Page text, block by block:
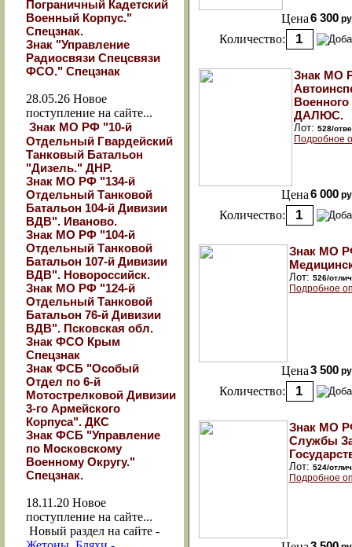
Пограничный Кадетский
Военный Корпус."
Спецзнак.
Знак "Управление
Радиосвязи Спецсвязи
ФСО." Спецзнак
28.05.26 Новое
поступление на сайте...
Знак МО РФ "10-й
Отдельный Гвардейский
Танковый Батальон
"Дизель." ДНР.
Знак МО РФ "134-й
Отдельный Танковой
Батальон 104-й Дивизии
ВДВ". Иваново.
Знак МО РФ "104-й
Отдельный Танковой
Батальон 107-й Дивизии
ВДВ". Новороссийск.
Знак МО РФ "124-й
Отдельный Танковой
Батальон 76-й Дивизии
ВДВ". Псковская обл.
Знак ФСО Крым
Спецзнак
Знак ФСБ "Особый
Отдел по 6-й
Мотострелковой Дивизии
3-го Армейского
Корпуса". ДКС
Знак ФСБ "Управление
по Московскому
Военному Округу."
Спецзнак.
18.11.20 Новое
поступление на сайте...
Новый раздел на сайте -
Цена 6 300
Количество:
Знак МО
ДАЛЮС.
Лот: 528/
Подробное
Цена 6 000
Количество:
Знак МО
Лот: 526/
Подробное
Цена 3 500
Количество:
Знак МО
Службы
Лот: 524/
Подробное